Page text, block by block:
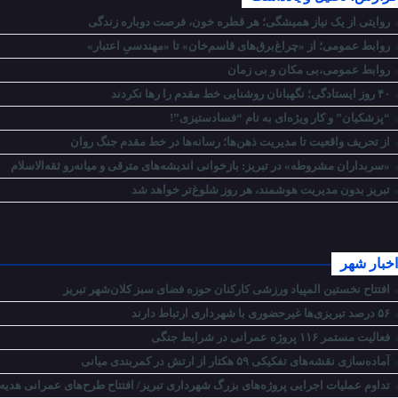
روایتی از یک نیاز همیشگی؛ هر قطره خون، فرصت دوباره زندگی
روابط عمومی؛ از «چراغ‌برق‌های قاسم‌خان» تا «مهندسیِ اعتبار»
روابط عمومی،بی مکان و بی زمان
“پزشکیان” و کار ویژه‌ای به نام “فسادستیزی”!
از تحریف واقعیت تا مدیریت ذهن‌ها؛ رسانه‌ها در خط مقدم جنگ روان
«سربداران مشروطه» در تبریز: بازخوانی اندیشه‌های مترقی و میانه‌رو ثقه‌الاسلام
تبریز بدون مدیریت هوشمند، هر روز شلوغ‌تر خواهد شد
اخبار شهر
افتتاح نخستین المپیاد ورزشی کارکنان حوزه فضای سبز کلان‌شهر تبریز
فعالیت مستمر ۱۱۶ پروژه عمرانی در شرایط جنگی
آماده‌سازی نقشه‌های تفکیکی ۵۹ هکتار از ارتش در کمربندی میانی
تداوم عملیات اجرایی پروژه‌های بزرگ شهرداری تبریز/ افتتاح طرح‌های عمرانی